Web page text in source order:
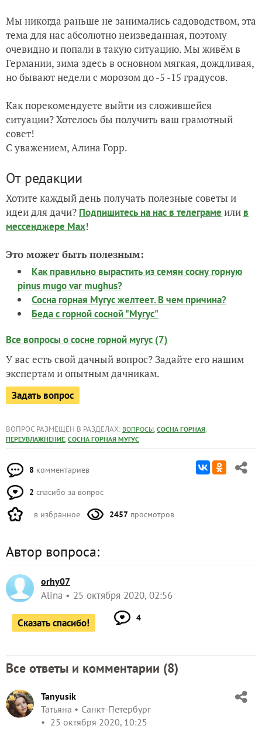
Мы никогда раньше не занимались садоводством, эта
тема для нас абсолютно неизведанная, поэтому
очевидно и попали в такую ситуацию. Мы живём в
Германии, зима здесь в основном мягкая, дождливая,
но бывают недели с морозом до -5 -15 градусов.
Как порекомендуете выйти из сложившейся
ситуации? Хотелось бы получить ваш грамотный
совет!
С уважением, Алина Горр.
От редакции
Хотите каждый день получать полезные советы и
идеи для дачи? Подпишитесь на нас в телеграме или в
мессенджере Max!
Это может быть полезным:
Как правильно вырастить из семян сосну горную
pinus mugo var mughus?
Сосна горная Мугус желтеет. В чем причина?
Беда с горной сосной "Мугус"
Все вопросы о сосне горной мугус (7)
У вас есть свой дачный вопрос? Задайте его нашим
экспертам и опытным дачникам.
Задать вопрос
ВОПРОС РАЗМЕЩЕН В РАЗДЕЛАХ: ВОПРОСЫ, СОСНА ГОРНАЯ,
ПЕРЕУВЛАЖНЕНИЕ, СОСНА ГОРНАЯ МУГУС
8 комментариев
2 спасибо за вопрос
в избранное 2457 просмотров
Автор вопроса:
orhy07
Alina 25 октября 2020, 02:56
Сказать спасибо! 4
Все ответы и комментарии (8)
Tanyusik
Татьяна
Санкт-Петербург
25 октября 2020, 10:25